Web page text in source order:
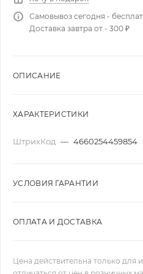
Самовывоз сегодня -
Доставка завтра от - 300 ₽
ОПИСАНИЕ
ХАРАКТЕРИСТИКИ
ШтрихКод — 4660254459854
УСЛОВИЯ ГАРАНТИИ
ОПЛАТА И ДОСТАВКА
Цена действительна только для